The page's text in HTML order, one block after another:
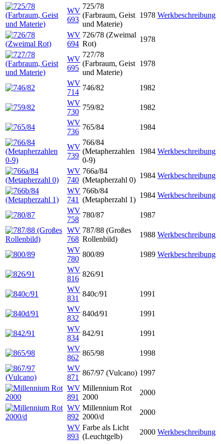
WV
693
725/78
(Farbraum, Geist
und Materie)
1978 Werkbeschreibung
WV
694
726/78 (Zweimal
Rot)
1978
WV
695
727/78
(Farbraum, Geist
und Materie)
1978
WV
714
746/82
1982
WV
730
759/82
1982
WV
736
765/84 1984
WV
739
766/84
(Metapherzahlen
0-9)
1984 Werkbeschreibung
WV
740
766a/84
(Metapherzahl 0)
1984 Werkbeschreibung
WV
741
766b/84
(Metapherzahl 1)
1984 Werkbeschreibung
WV
758
780/87
1987
WV
768
787/88 (Großes
Rollenbild)
1988 Werkbeschreibung
WV
780
800/89 1989 Werkbeschreibung
WV
816
826/91
WV
831
840c/91
1991
WV
832
840d/91
1991
WV
834
842/91
1991
WV
862
865/98
1998
WV
871
867/97 (Vulcano) 1997
WV
891
Millennium Rot
2000
2000
WV
892
Millennium Rot
2000/d
2000
WV
893
Farbe als Licht
(Leuchtgelb)
2000 Werkbeschreibung